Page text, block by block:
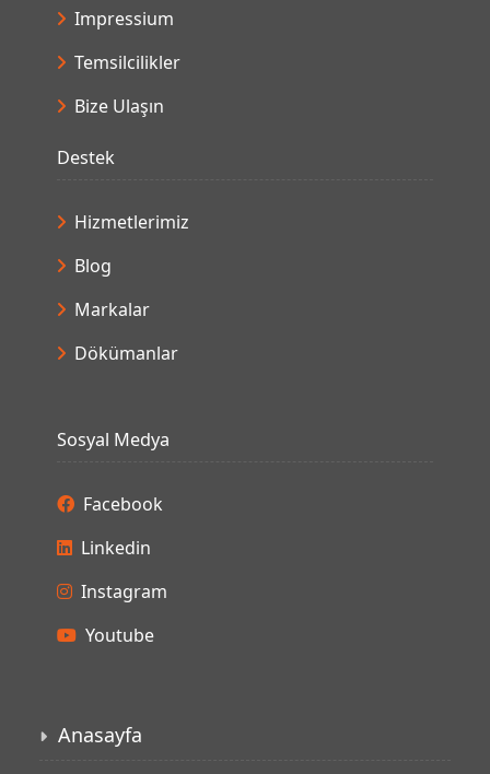
Impressium
Temsilcilikler
Bize Ulaşın
Destek
Hizmetlerimiz
Blog
Markalar
Dökümanlar
Sosyal Medya
Facebook
Linkedin
Instagram
Youtube
Anasayfa